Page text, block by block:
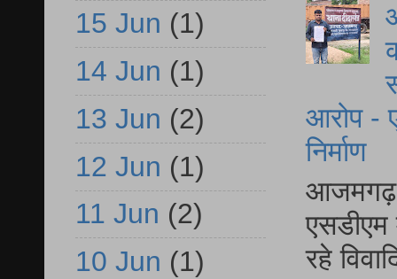
आरोप -
निर्माण
आजमगढ़
एसडीएम
रहे
15 Jun (1)
14 Jun (1)
13 Jun (2)
12 Jun (1)
11 Jun (2)
10 Jun (1)